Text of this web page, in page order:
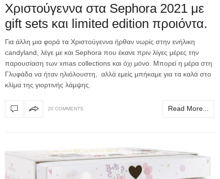
Χριστούγεννα στα Sephora 2021 με
gift sets και limited edition προιόντα.
Για άλλη μια φορά τα Χριστούγεννα ήρθαν νωρίς στην ενήλικη
candyland, λέγε με και Sephora που έκανε πριν λίγες μέρες την
παρουσίαση των xmas collections και όχι μόνο. Μπορεί η μέρα στη
Γλυφάδα να ήταν ηλιόλουστη, αλλά εμείς μπήκαμε για τα καλά στο
κλίμα της γιορτινής λάμψης.
20 COMMENTS Read More...